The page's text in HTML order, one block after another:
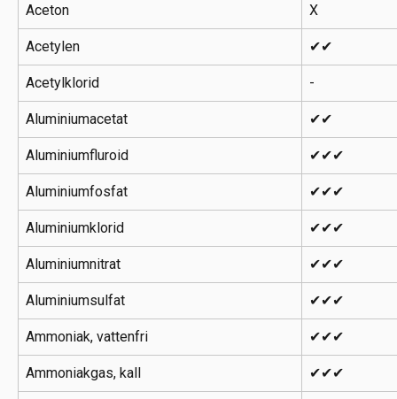
Aceton X
Acetylen ✔✔
Acetylklorid -
Aluminiumacetat ✔✔
Aluminiumfluroid ✔✔✔
Aluminiumfosfat ✔✔✔
Aluminiumklorid ✔✔✔
Aluminiumnitrat ✔✔✔
Aluminiumsulfat ✔✔✔
Ammoniak, vattenfri ✔✔✔
Ammoniakgas, kall ✔✔✔